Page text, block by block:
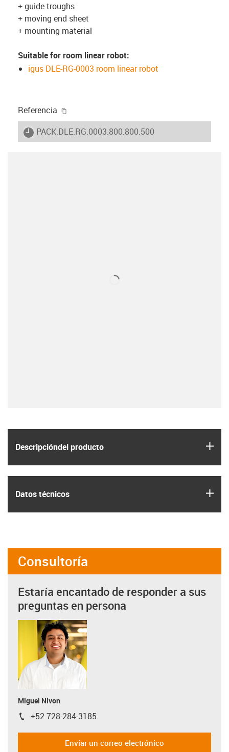
+ guide troughs
+ moving end sheet
+ mounting material
Suitable for room linear robot:
igus DLE-RG-0003 room linear robot
Referencia
igus-icon-lieferzeit
PACK.DLE.RG.0003.800.800.500
Descripción­del producto
Datos técnicos
Consultoría
Estaría encantado de responder a sus
preguntas en persona
Miguel Nivon
igus-icon-phone
+52 728-284-3185
Enviar un correo electrónico